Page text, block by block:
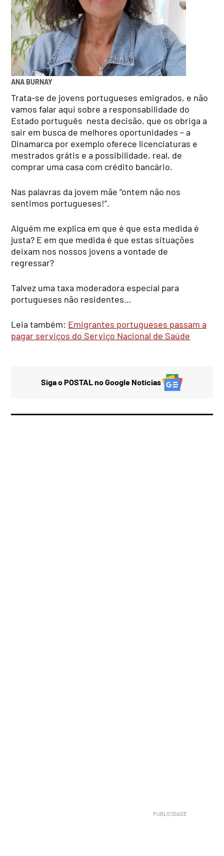
ANA BURNAY
Trata-se de jovens portugueses emigrados, e não
vamos falar aqui sobre a responsabilidade do
Estado português nesta decisão, que os obriga a
sair em busca de melhores oportunidades – a
Dinamarca por exemplo oferece licenciaturas e
mestrados grátis e a possibilidade, real, de
comprar uma casa com crédito bancário.
Nas palavras da jovem mãe “ontem não nos
sentimos portugueses!”.
Alguém me explica em que é que esta medida é
justa? E em que medida é que estas situações
deixam nos nossos jovens a vontade de
regressar?
Talvez uma taxa moderadora especial para
portugueses não residentes…
Leia também: Emigrantes portugueses passam a
pagar serviços do Serviço Nacional de Saúde
Siga o POSTAL no Google Notícias